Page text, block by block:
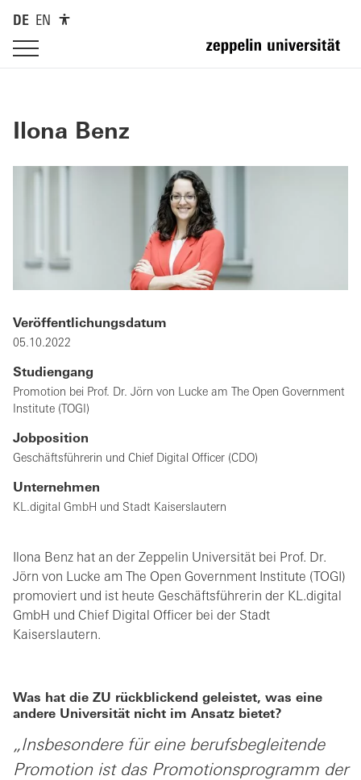
DE EN
Ilona Benz
Veröffentlichungsdatum
05.10.2022
Studiengang
Promotion bei Prof. Dr. Jörn von Lucke am The Open Government
Institute (TOGI)
Jobposition
Geschäftsführerin und Chief Digital Officer (CDO)
Unternehmen
KL.digital GmbH und Stadt Kaiserslautern
Ilona Benz hat an der Zeppelin Universität bei Prof. Dr.
Jörn von Lucke am The Open Government Institute (TOGI)
promoviert und ist heute Geschäftsführerin der KL.digital
GmbH und Chief Digital Officer bei der Stadt
Kaiserslautern.
Was hat die ZU rückblickend geleistet, was eine
andere Universität nicht im Ansatz bietet?
„Insbesondere für eine berufsbegleitende
Promotion ist das Promotionsprogramm der